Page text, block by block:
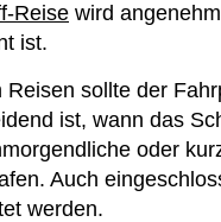
Reise wird
ist.
Reisen sollte der
ist, wann das
oder
Auch
werden.